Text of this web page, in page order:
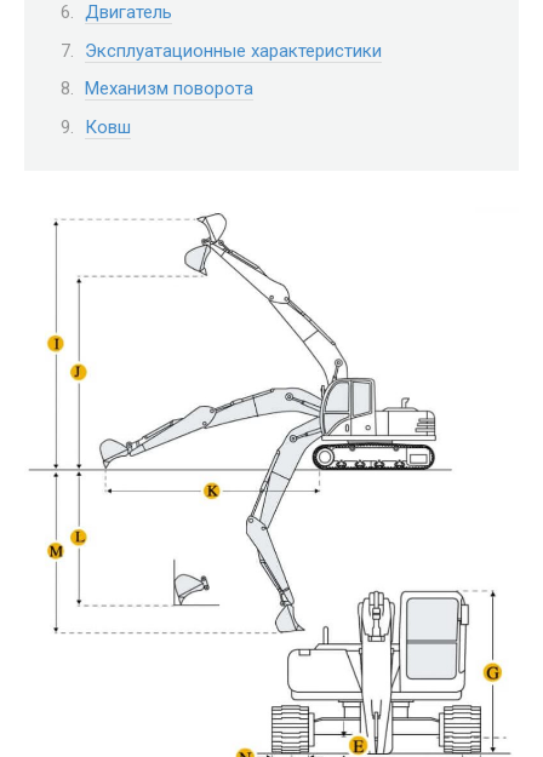
Двигатель
Эксплуатационные характеристики
Механизм поворота
Ковш